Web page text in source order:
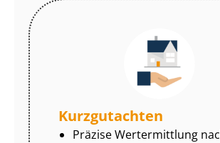
Kurzgutachten
Präzise Wertermittlung